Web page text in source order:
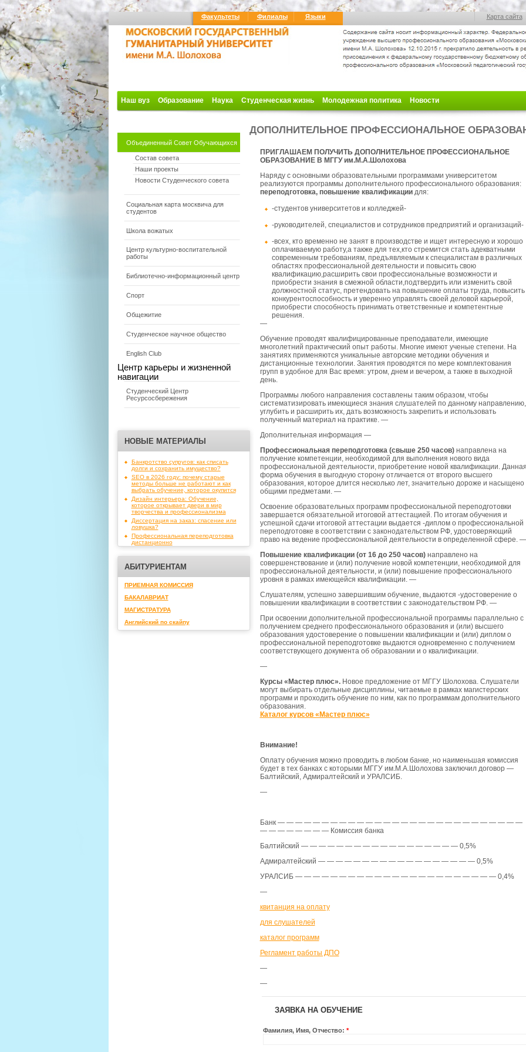
Факультеты Филиалы Языки Карта сайта
Наш вуз Образование Наука Студенческая жизнь Молодежная политика Новости
Объединенный Совет Обучающихся
Состав совета
Наши проекты
Новости Студенческого совета
Социальная карта москвича для
студентов
Школа вожатых
Центр культурно-воспитательной
работы
Библиотечно-информационный центр
Спорт
Общежитие
Студенческое научное общество
English Club
Центр карьеры и жизненной
навигации
Студенческий Центр
Ресурсосбережения
НОВЫЕ МАТЕРИАЛЫ
Банкротство супругов: как списать
долги и сохранить имущество?
SEO в 2026 году: почему старые
методы больше не работают и как
выбрать обучение, которое окупится
Дизайн интерьера: Обучение,
которое открывает двери в мир
творчества и профессионализма
Диссертация на заказ: спасение или
ловушка?
Профессиональная переподготовка
дистанционно
АБИТУРИЕНТАМ
ПРИЕМНАЯ КОМИССИЯ
БАКАЛАВРИАТ
МАГИСТРАТУРА
Английский по скайпу
ДОПОЛНИТЕЛЬНОЕ ПРОФЕССИОНАЛЬНОЕ
ПРИГЛАШАЕМ ПОЛУЧИТЬ ДОПОЛНИТЕЛЬНОЕ ПРОФЕССИОНАЛЬНОЕ
ОБРАЗОВАНИЕ В МГГУ им.М.А.Шолохова
Наряду с основными образовательными программами университетом
реализуются программы дополнительного профессионального образования:
переподготовка, повышение квалификации для:
-студентов университетов и колледжей-
-руководителей, специалистов и сотрудников предприятий и организаций-
-всех, кто временно не занят в производстве и ищет интересную и хорошо
оплачиваемую работу,а также для тех,кто стремится стать адекватными
современным требованиям, предъявляемым к специалистам в различных
областях профессиональной деятельности и повысить свою
квалификацию,расширить свои профессиональные возможности и
приобрести знания в смежной области,подтвердить или изменить свой
должностной статус, претендовать на повышение оплаты труда, повысить
конкурентоспособность и уверенно управлять своей деловой карьерой,
приобрести способность принимать ответственные и компетентные
решения.
—
Обучение проводят квалифицированные преподаватели, имеющие
многолетний практический опыт работы. Многие имеют ученые степени. На
занятиях применяются уникальные авторские методики обучения и
дистанционные технологии. Занятия проводятся по мере комплектования
групп в удобное для Вас время: утром, днем и вечером, а также в выходной
день.
Программы любого направления составлены таким образом, чтобы
систематизировать имеющиеся знания слушателей по данному направлению,
углубить и расширить их, дать возможность закрепить и использовать
полученный материал на практике. —
Дополнительная информация —
Профессиональная переподготовка (свыше 250 часов)направлена на
получение компетенции, необходимой для выполнения нового вида
профессиональной деятельности, приобретение новой квалификации.
форма обучения в выгодную сторону отличается от второго высшего
образования, которое длится несколько лет, значительно дороже и насыщено
общими предметами. —
Освоение образовательных программ профессиональной переподготовки
завершается обязательной итоговой аттестацией. По итогам обучения и
успешной сдачи итоговой аттестации выдается -диплом о профессиональной
переподготовке в соответствии с законодательством РФ, удостоверяющий
право на ведение профессиональной деятельности в определенной сфере. —
Повышение квалификации (от 16 до 250 часов)направлено на
совершенствование и (или) получение новой компетенции, необходимой для
профессиональной деятельности, и (или) повышение профессионального
уровня в рамках имеющейся квалификации. —
Слушателям, успешно завершившим обучение, выдаются -удостоверение о
повышении квалификации в соответствии с законодательством РФ. —
При освоении дополнительной профессиональной программы параллельно с
получением среднего профессионального образования и (или) высшего
образования удостоверение о повышении квалификации и (или) диплом о
профессиональной переподготовке выдаются одновременно с получением
соответствующего документа об образовании и о квалификации.
—
Курсы «Мастер плюс».Новое предложение от МГГУ Шолохова. Слушатели
могут выбирать отдельные дисциплины, читаемые в рамках магистерских
программ и проходить обучение по ним, как по программам дополнительного
образования.
Каталог курсов «Мастер плюс»
Внимание!
Оплату обучения можно проводить в любом банке, но наименьшая комиссия
будет в тех банках с которыми МГГУ им.М.А.Шолохова заключил договор —
Балтийский, Адмиралтейский и УРАЛСИБ.
—
Банк — — — — — — — — — — — — — — — — — — — — — — — — — — — —
— — — — — — — — Комиссия банка
Балтийский — — — — — — — — — — — — — — — — — — 0,5%
Адмиралтейский — — — — — — — — — — — — — — — — — — 0,5%
УРАЛСИБ — — — — — — — — — — — — — — — — — — — — — — — 0,4%
—
квитанция на оплату
для слушателей
каталог программ
Регламент работы ДПО
—
—
ЗАЯВКА НА ОБУЧЕНИЕ
Фамилия, Имя, Отчество: *